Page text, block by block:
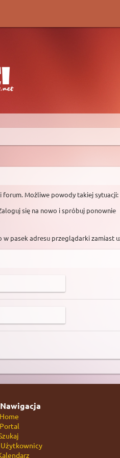
forum. Możliwe powody takiej sytuacji:
się na nowo i spróbuj ponownie
pasek adresu przeglądarki
Nawigacja
Home
Portal
Użytkownicy